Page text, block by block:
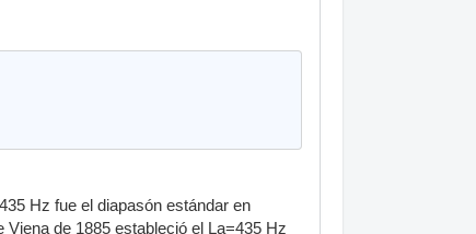
Hz fue el diapasón estándar en
de 1885 estableció el La=435 Hz